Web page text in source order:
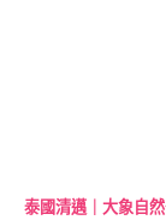
泰國清邁｜大象自